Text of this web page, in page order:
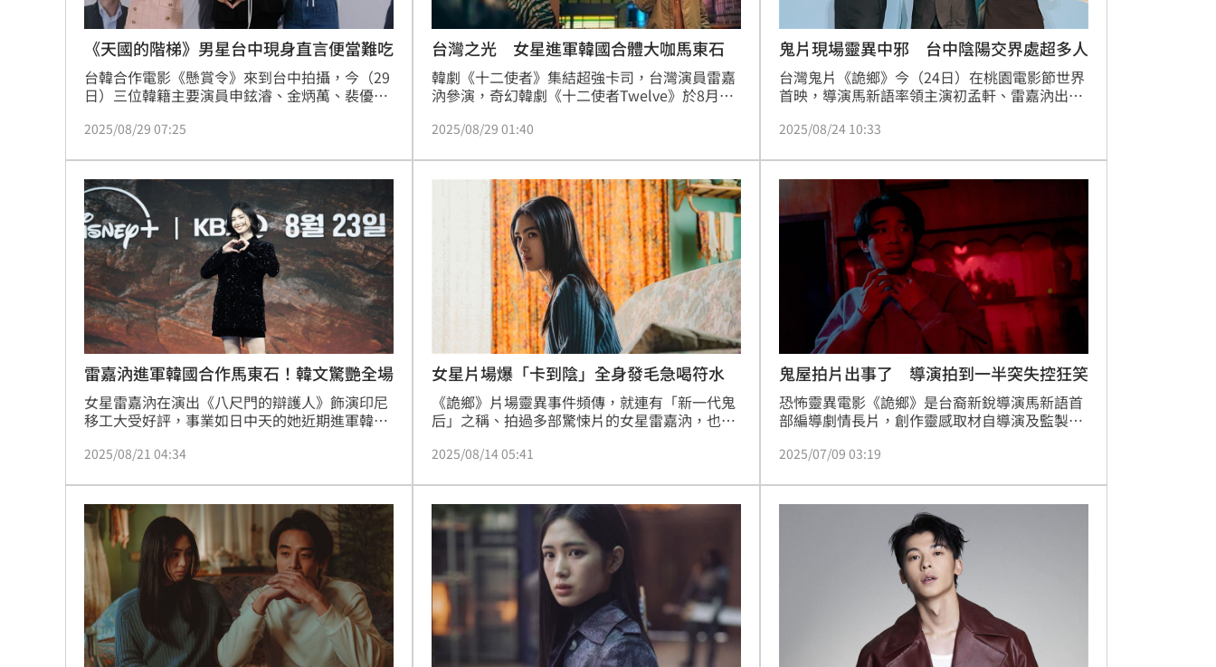
《天國的階梯》男星台中現身直言便當難吃
台韓合作電影《懸賞令》來到台中拍攝，今（29
日）三位韓籍主要演員申鉉濬、金炳萬、裴優熙
（林埈永）、黃小柔，分享在台中拍攝七天的心
月前來台旅遊，發現台中是個美麗、安靜且有特
別韻味的城市，當時腦中就覺得在這個城市中，
應該能發展出一段浪漫又有趣的愛情故事。記者
林汝珊
2025/08/29 07:25
台灣之光 女星進軍韓國合體大咖馬東石
韓劇《十二使者》集結超強卡司，台灣演員雷嘉
汭參演，奇幻韓劇《十二使者Twelve》於8月正
演員雷嘉汭也首度進軍韓劇。林宜君
2025/08/29 01:40
鬼片現場靈異中邪 台中陰陽交界處超多人
台灣鬼片《詭鄉》今（24日）在桃園電影節世界
首映，導演馬新語率領主演初孟軒、雷嘉汭出
「擋煞護身符」還突然鬆開，讓全場嚇了一大
2025/08/24 10:33
雷嘉汭進軍韓國合作馬東石！韓文驚艷全場
女星雷嘉汭在演出《八尺門的辯護人》飾演印尼
移工大受好評，事業如日中天的她近期進軍韓
出席製作發表會，以東方十二生肖為靈感的系列
類姿態生活的十二位天使，與邪惡勢力展開激烈
戰鬥的動作英雄故事。趙浩雲
2025/08/21 04:34
女星片場爆「卡到陰」全身發毛急喝符水
《詭鄉》片場靈異事件頻傳，就連有「新一代鬼
后」之稱、拍過多部驚悚片的女星雷嘉汭，也在
雞皮疙瘩，直到噴了符水後，竟然的立刻拍攝順
2025/08/14 05:41
鬼屋拍片出事了 導演拍到一半突失控狂笑
恐怖靈異電影《詭鄉》是台裔新銳導演馬新語首
部編導劇情長片，創作靈感取材自導演及監製陳
「新生代鬼后」雷嘉汭，以及「國民阿嬤」王滿
攝，更在鬧鬼的房屋內實地取景。電影拍攝期間
怪事連連，導演馬新語曾在拍攝現場狂笑不止，
疑似「中邪」反應嚇翻劇組人員，男主角初孟軒
讀劇本太入戲讀到做惡夢，還因此「被跟」，請
來老師化煞做法才圓滿解決
2025/07/09 03:19